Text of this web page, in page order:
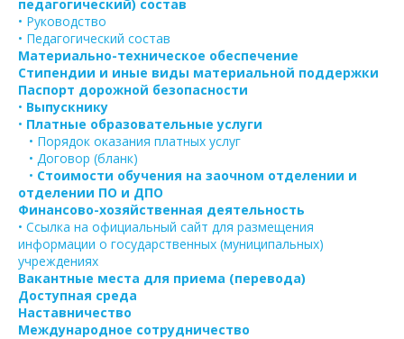
педагогический) состав
• Руководство
• Педагогический состав
Материально-техническое обеспечение
Стипендии и иные виды материальной поддержки
Паспорт дорожной безопасности
• Выпускнику
• Платные образовательные услуги
• Порядок оказания платных услуг
• Договор (бланк)
• Стоимости обучения на заочном отделении и
отделении ПО и ДПО
Финансово-хозяйственная деятельность
• Ссылка на официальный сайт для размещения
информации о государственных (муниципальных)
учреждениях
Вакантные места для приема (перевода)
Доступная среда
Наставничество
Международное сотрудничество